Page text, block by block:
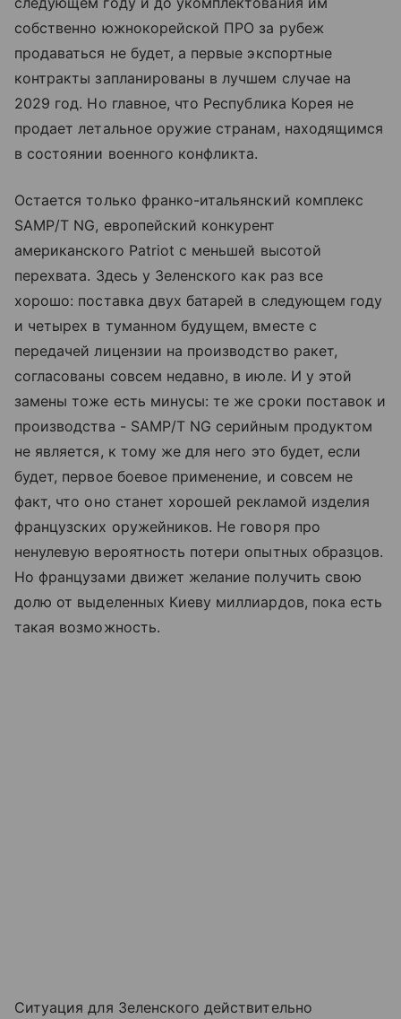
собственно южнокорейской ПРО за рубеж
продаваться не будет, а первые экспортные
контракты запланированы в лучшем случае на
2029 год. Но главное, что Республика Корея не
продает летальное оружие странам, находящимся
в состоянии военного конфликта.
Остается только франко-итальянский комплекс
SAMP/T NG, европейский конкурент
американского Patriot с меньшей высотой
перехвата. Здесь у Зеленского как раз все
хорошо: поставка двух батарей в следующем году
и четырех в туманном будущем, вместе с
передачей лицензии на производство ракет,
согласованы совсем недавно, в июле. И у этой
замены тоже есть минусы: те же сроки поставок и
производства - SAMP/T NG серийным продуктом
не является, к тому же для него это будет, если
будет, первое боевое применение, и совсем не
факт, что оно станет хорошей рекламой изделия
французских оружейников. Не говоря про
ненулевую вероятность потери опытных образцов.
Но французами движет желание получить свою
долю от выделенных Киеву миллиардов, пока есть
такая возможность.
Ситуация для Зеленского действительно